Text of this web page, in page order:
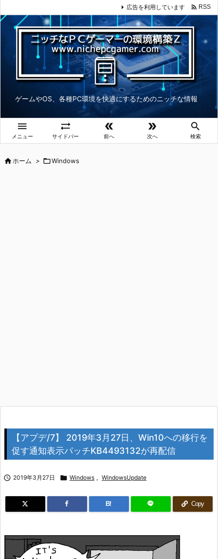
ゲームやOS、各種PC環境を快適にするためのニッチな情報

メニュー

サイドバー

前へ

次へ

検索
広告を利用しています  RSS
ホーム > Windows
【アプデ/7】 2019年3月27日、Win10への移行を
促す通知表示パッチKB4493132が再配信
 2019年3月27日  Windows , WindowsUpdate
B! Copy